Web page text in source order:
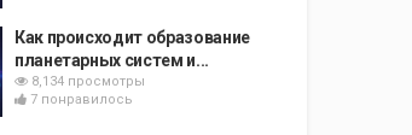
Как происходит образование
планетарных систем и...
8,134 просмотры
7 понравилось